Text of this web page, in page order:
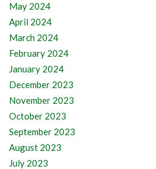
May 2024
April 2024
March 2024
February 2024
January 2024
December 2023
November 2023
October 2023
September 2023
August 2023
July 2023